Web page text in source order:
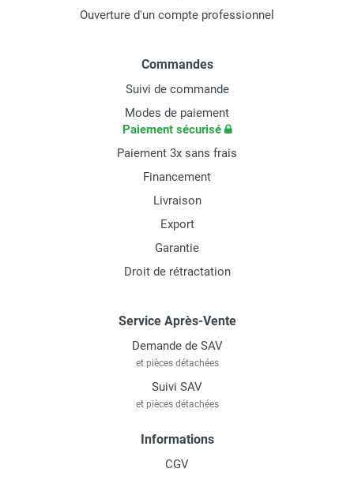
Ouverture d'un compte professionnel
Commandes
Suivi de commande
Modes de paiement
Paiement sécurisé
Paiement 3x sans frais
Financement
Livraison
Export
Garantie
Droit de rétractation
Service Après-Vente
Demande de SAV
et pièces détachées
Suivi SAV
et pièces détachées
Informations
CGV